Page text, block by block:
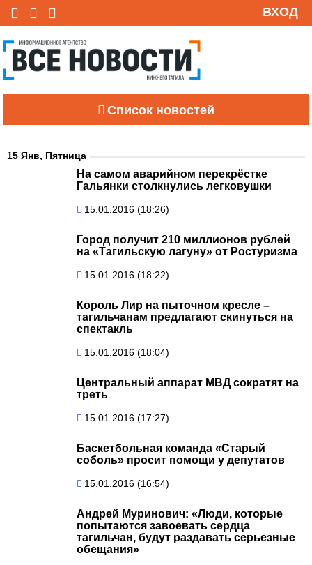
ВХОД
Список новостей
15 Янв, Пятница
На самом аварийном перекрёстке
Гальянки столкнулись легковушки
15.01.2016 (18:26)
Город получит 210 миллионов рублей
на «Тагильскую лагуну» от Ростуризма
15.01.2016 (18:22)
Король Лир на пыточном кресле –
тагильчанам предлагают скинуться на
спектакль
15.01.2016 (18:04)
Центральный аппарат МВД сократят на
треть
15.01.2016 (17:27)
Баскетбольная команда «Старый
соболь» просит помощи у депутатов
15.01.2016 (16:54)
Андрей Муринович: «Люди, которые
попытаются завоевать сердца
тагильчан, будут раздавать серьезные
обещания»